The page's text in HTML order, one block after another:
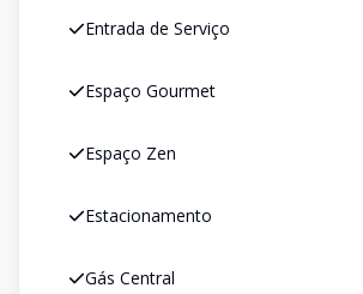
Entrada de Serviço
Espaço Gourmet
Espaço Zen
Estacionamento
Gás Central